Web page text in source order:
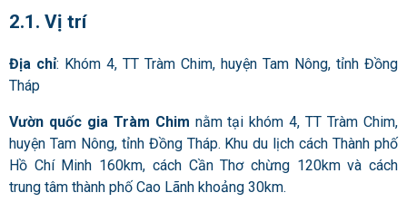
2.1. Vị trí
Địa chỉ: Khóm 4, TT Tràm Chim, huyện Tam Nông, tỉnh Đồng
Tháp
Vườn quốc gia Tràm Chim nằm tại khóm 4, TT Tràm Chim,
huyện Tam Nông, tỉnh Đồng Tháp. Khu du lịch cách Thành phố
Hồ Chí Minh 160km, cách Cần Thơ chừng 120km và cách
trung tâm thành phố Cao Lãnh khoảng 30km.